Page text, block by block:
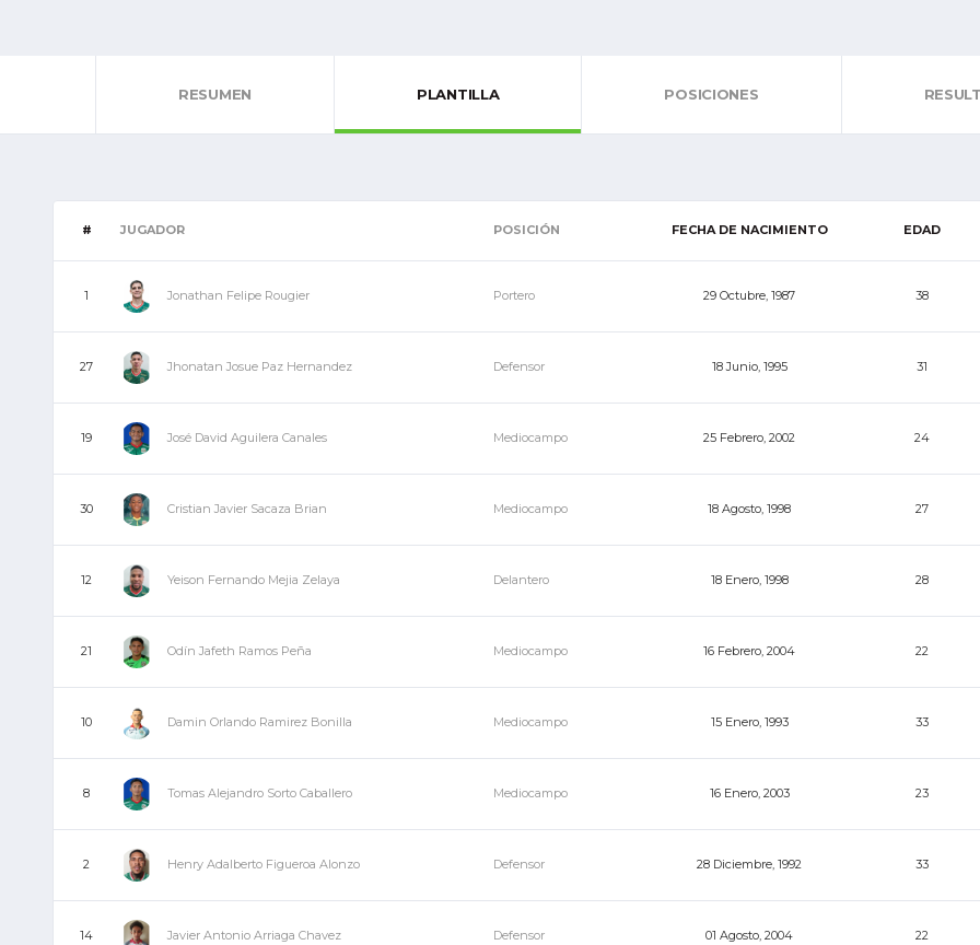
RESUMEN PLANTILLA POSICIONES
# JUGADOR POSICIÓN FECHA DE NACIMIENTO EDAD
1 Jonathan Felipe Rougier Portero 29 Octubre, 1987 38
27 Jhonatan Josue Paz Hernandez Defensor 18 Junio, 1995 31
19 José David Aguilera Canales Mediocampo 25 Febrero, 2002 24
30 Cristian Javier Sacaza Brian Mediocampo 18 Agosto, 1998 27
12 Yeison Fernando Mejia Zelaya Delantero 18 Enero, 1998 28
21 Odín Jafeth Ramos Peña Mediocampo 16 Febrero, 2004 22
10 Damin Orlando Ramirez Bonilla Mediocampo 15 Enero, 1993 33
8 Tomas Alejandro Sorto Caballero Mediocampo 16 Enero, 2003 23
2 Henry Adalberto Figueroa Alonzo Defensor 28 Diciembre, 1992 33
14 Javier Antonio Arriaga Chavez Defensor 01 Agosto, 2004 22